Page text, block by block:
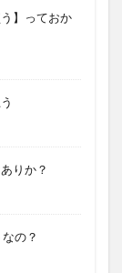
】っておか
りか？
の？